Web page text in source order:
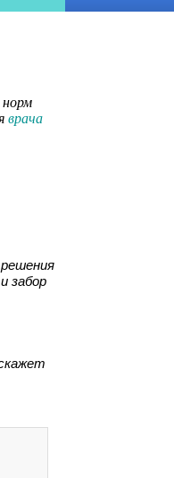
врача
забор